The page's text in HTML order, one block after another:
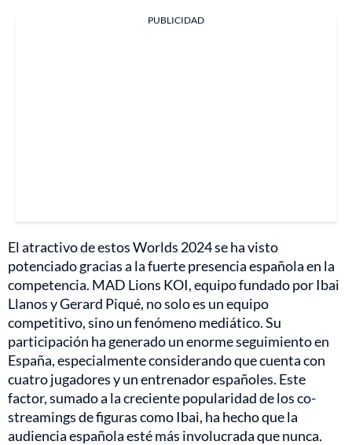
PUBLICIDAD
El atractivo de estos Worlds 2024 se ha visto
potenciado gracias a la fuerte presencia española en la
competencia. MAD Lions KOI, equipo fundado por Ibai
Llanos y Gerard Piqué, no solo es un equipo
competitivo, sino un fenómeno mediático. Su
participación ha generado un enorme seguimiento en
España, especialmente considerando que cuenta con
cuatro jugadores y un entrenador españoles. Este
factor, sumado a la creciente popularidad de los co-
streamings de figuras como Ibai, ha hecho que la
audiencia española esté más involucrada que nunca.